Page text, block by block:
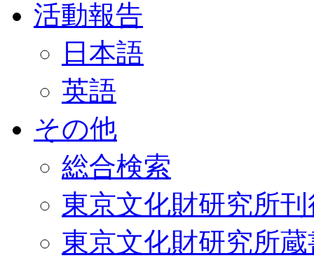
活動報告
日本語
英語
その他
総合検索
東京文化財研究所
東京文化財研究所